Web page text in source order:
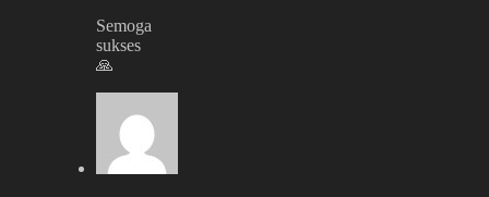
Semoga
sukses
🙏